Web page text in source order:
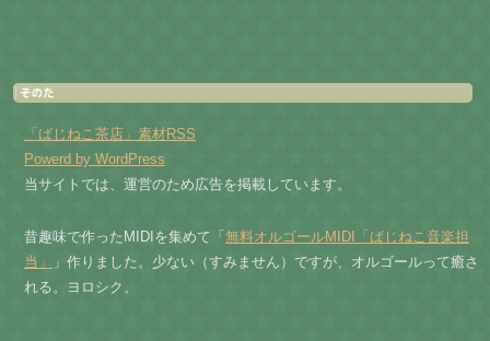
「ばじねこ茶店」素材RSS
Powerd by WordPress
当サイトでは、運営のため広告を掲載しています。
昔趣味で作ったMIDIを集めて「 無料オルゴールMIDI「ばじねこ音楽担
当」
」作りました。少ない（すみません）ですが、オルゴールって癒さ
れる。ヨロシク。